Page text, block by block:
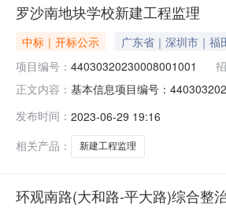
罗沙南地块学校新建工程监理
中标｜开标公示
广东省｜深圳市｜福
项目编号： 44030320230008001001
正文内容： 基本信息项目编号：
节：资格审查环节公示内容：
发布时间： 2023-06-29 19:16
相关产品：
新建工程监理
环观南路(大和路-平大路)综合整